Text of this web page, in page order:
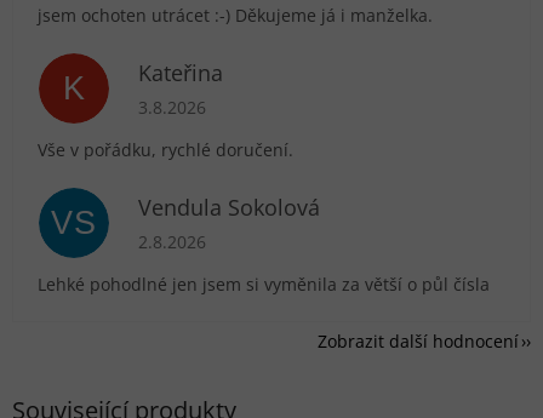
Související produkty
jsem ochoten utrácet :-) Děkujeme já i manželka.
K Kateřina
Hodnocení obchodu je 5 z 5 hvězdiček.
3.8.2026
Vše v pořádku, rychlé doručení.
VS Vendula Sokolová
Hodnocení obchodu je 5 z 5 hvězdiček.
2.8.2026
Lehké pohodlné jen jsem si vyměnila za větší o půl čísla
Zobrazit další hodnocení